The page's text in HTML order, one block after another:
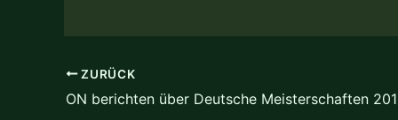
ZURÜCK
ON berichten über Deutsche Meisterschaften